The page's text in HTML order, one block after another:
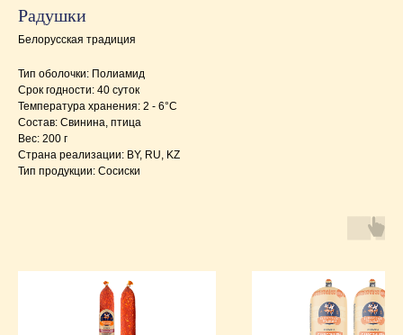
Радушки
Белорусская традиция
Тип оболочки: Полиамид
Срок годности: 40 суток
Температура хранения: 2 - 6°C
Состав: Свинина, птица
Вес: 200 г
Страна реализации: BY, RU, KZ
Тип продукции: Сосиски